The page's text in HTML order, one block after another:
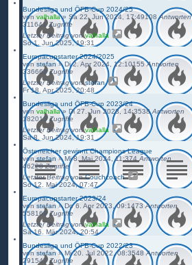
Bundesliga und ÖFB-Cup 2024/25
von valhalla» Sa 22. Jun 2024, 17:49108Antworten
311641Zugriffe
Letzter Beitragvonvalhalla
So 1. Jun 2025, 19:31
Europacupstarter 2024/2025
von stefan»Di 2. Apr 2024, 12:10155Antworten
336665Zugriffe
Letzter Beitragvonstefan
Fr 18. Apr 2025, 20:48
Bundesliga und ÖFB-Cup 2023/24
von valhalla» Di 27. Jun 2023, 14:3538Antworten
182013Zugriffe
Letzter Beitragvonvalhalla
Sa 8. Jun 2024, 19:31
Österreicher gewinnt Champions League
von stefan»Mi 8. Mai 2024, 11:374 Antworten
46228Zugriffe
Letzter BeitragvonCouchcoach
So 12. Mai 2024, 07:47
Europacupstarter 2023/24
von stefan»Do 6. Apr 2023, 09:1473Antworten
558169Zugriffe
Letzter Beitragvonvalhalla
Sa 16. Mär 2024, 20:54
Bundesliga und ÖFB-Cup 2022/23
von stefan»Mi 20. Jul 2022, 08:3548Antworten
291547Zugriffe